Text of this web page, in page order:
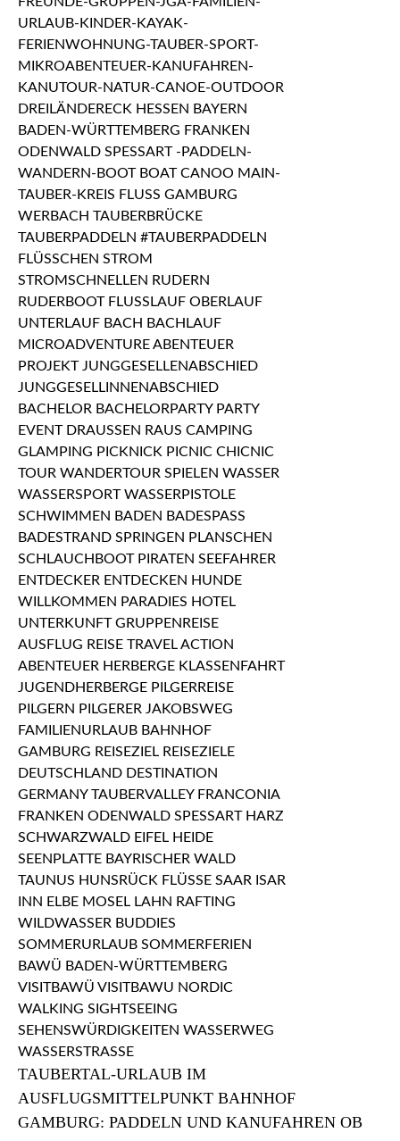
TAUBERTAL-URLAUB IM
AUSFLUGSMITTELPUNKT BAHNHOF
GAMBURG: PADDELN UND KANUFAHREN OB